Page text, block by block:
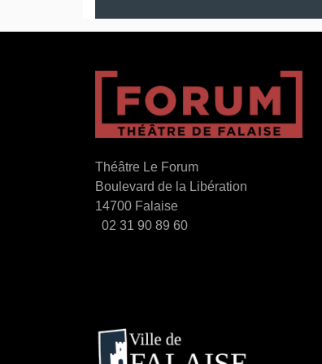
Théâtre Le Forum
Boulevard de la Libération
14700 Falaise
02 31 90 89 60